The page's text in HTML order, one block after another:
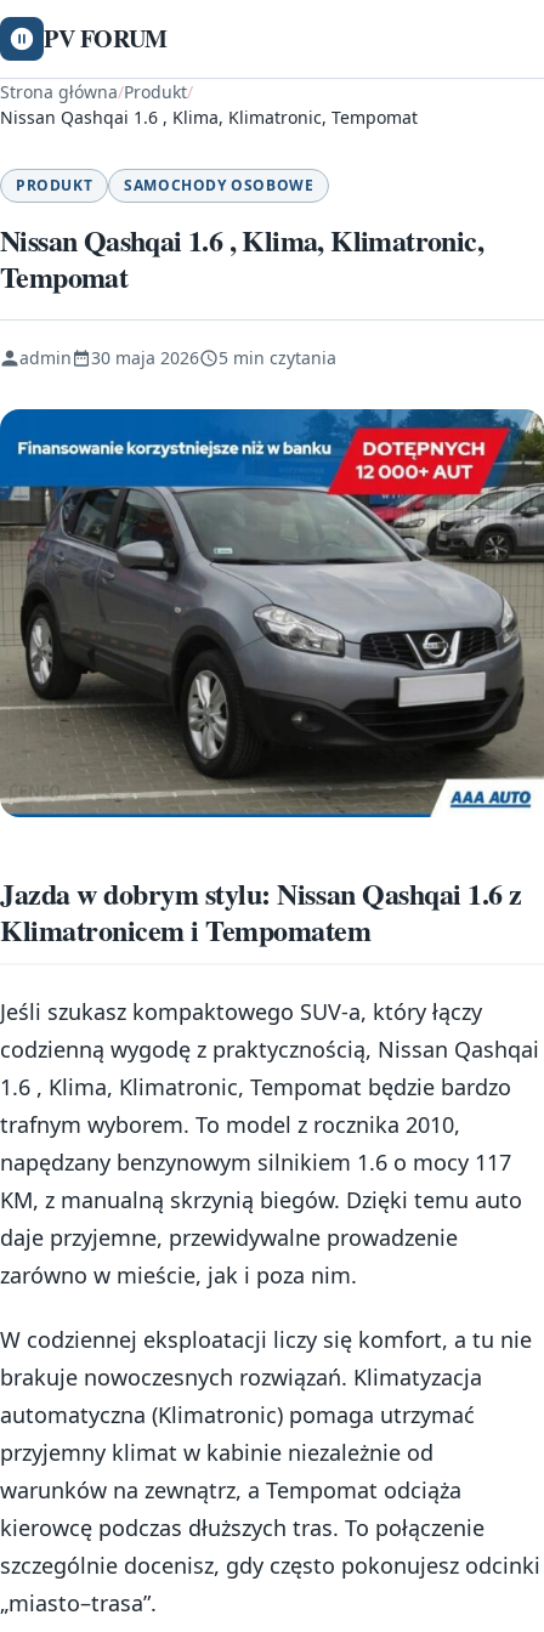
PV FORUM
Strona główna/Produkt/
Nissan Qashqai 1.6 , Klima, Klimatronic, Tempomat
PRODUKT SAMOCHODY OSOBOWE
Nissan Qashqai 1.6 , Klima, Klimatronic,
Tempomat
admin 30 maja 2026 5 min czytania
Jazda w dobrym stylu: Nissan Qashqai 1.6 z
Klimatronicem i Tempomatem
Jeśli szukasz kompaktowego SUV-a, który łączy
codzienną wygodę z praktycznością, Nissan Qashqai
1.6 , Klima, Klimatronic, Tempomat będzie bardzo
trafnym wyborem. To model z rocznika 2010,
napędzany benzynowym silnikiem 1.6 o mocy 117
KM, z manualną skrzynią biegów. Dzięki temu auto
daje przyjemne, przewidywalne prowadzenie
zarówno w mieście, jak i poza nim.
W codziennej eksploatacji liczy się komfort, a tu nie
brakuje nowoczesnych rozwiązań. Klimatyzacja
automatyczna (Klimatronic) pomaga utrzymać
przyjemny klimat w kabinie niezależnie od
warunków na zewnątrz, a Tempomat odciąża
kierowcę podczas dłuższych tras. To połączenie
szczególnie docenisz, gdy często pokonujesz odcinki
„miasto–trasa”.